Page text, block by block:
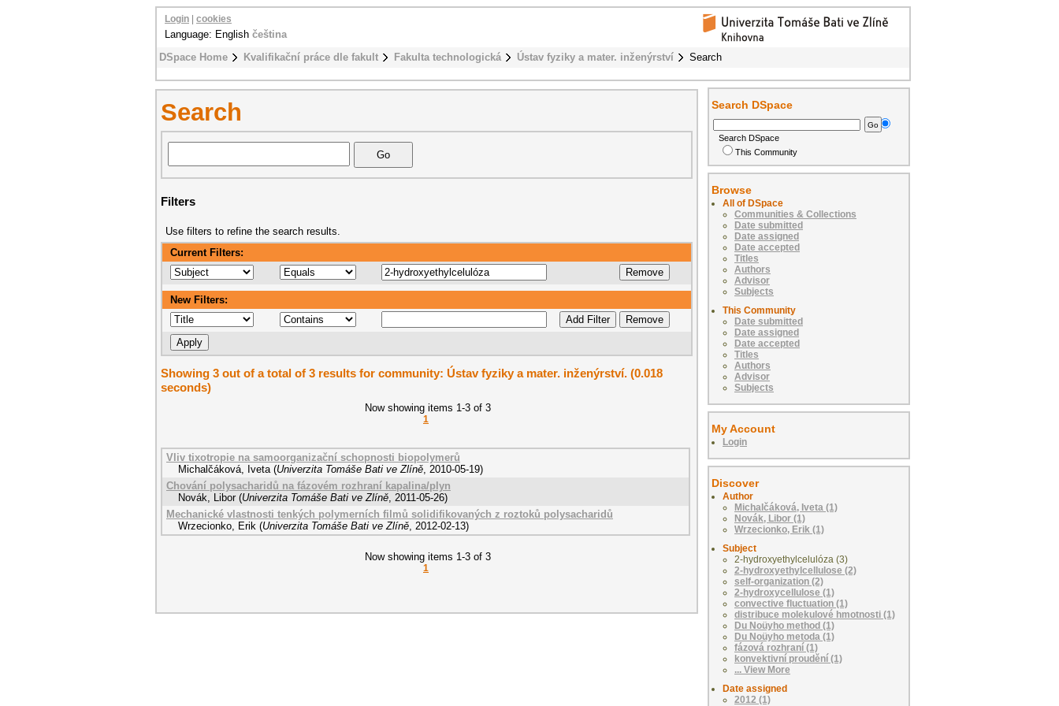
DSpace Home Kvalifikační práce dle fakult Fakulta technologická Ústav fyziky a mater. inženýrství Search
Login cookies
Language: English čeština
Search
Filters
Use filters to refine the search results.
Current Filters:
New Filters:
Showing 3 out of a total of 3 results for community: Ústav fyziky a mater. inženýrství. (0.018
seconds)
Now showing items 1-3 of 3
1
Vliv tixotropie na samoorganizační schopnosti biopolymerů
Michalčáková, Iveta (Univerzita Tomáše Bati ve Zlíně 2010-05-19)
Chování polysacharidů na fázovém rozhraní kapalina/plyn
Novák, Libor (Univerzita Tomáše Bati ve Zlíně 2011-05-26)
Mechanické vlastnosti tenkých polymerních filmů solidifikovaných z roztoků polysacharidů
Wrzecionko, Erik (Univerzita Tomáše Bati ve Zlíně 2012-02-13)
Now showing items 1-3 of 3
1
Search DSpace
Search DSpace
This Community
Browse
All of DSpace
Communities & Collections
Date submitted
Date assigned
Date accepted
Titles
Authors
Advisor
Subjects
This Community
Date submitted
Date assigned
Date accepted
Titles
Authors
Advisor
Subjects
My Account
Login
Discover
Author
Michalčáková, Iveta (1)
Novák, Libor (1)
Wrzecionko, Erik (1)
Subject
2-hydroxyethylcelulóza (3)
2-hydroxyethylcellulose (2)
self-organization (2)
2-hydroxycellulose (1)
convective fluctuation (1)
distribuce molekulové hmotnosti (1)
Du Noüyho method (1)
Du Noüyho metoda (1)
fázová rozhraní (1)
konvektivní proudění (1)
... View More
Date assigned
2012 (1)